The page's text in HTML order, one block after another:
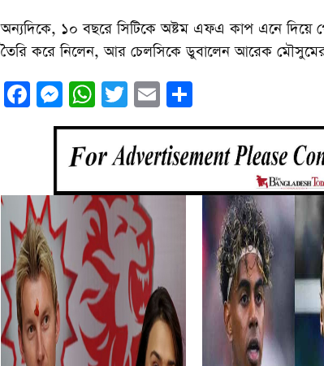
অন্যদিকে, ১০ বছরে সিটিকে অষ্টম এফএ কাপ এনে দিয়ে
তৈরি করে নিলেন, আর চেলসিকে ডুবালেন আরেক মৌসুমের
Facebook
Messenger
WhatsApp
Twitter
Email